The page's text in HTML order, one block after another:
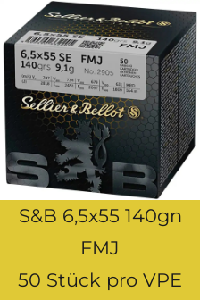
S&B 6,5x55 140gn
FMJ
50 Stück pro VPE